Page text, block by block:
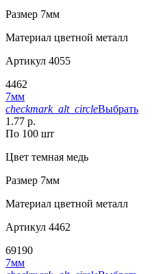
Размер 7мм
Материал цветной металл
Артикул 4055
4462
7мм
checkmark_alt_circleВыбрать
1.77 р.
По 100 шт
Цвет темная медь
Размер 7мм
Материал цветной металл
Артикул 4462
69190
7мм